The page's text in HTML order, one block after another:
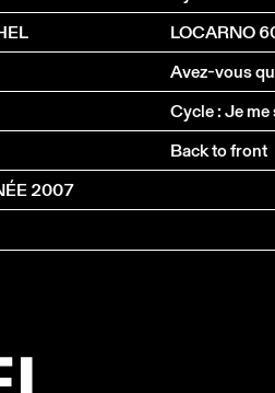
LOCARNO
Avez-vous
Cycle : Je
Back to front
2007